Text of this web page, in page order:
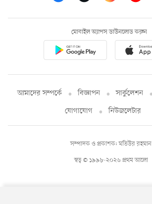
মোবাইল অ্যাপস ডাউনলোড করুন
আমাদের সম্পর্কে বিজ্ঞাপন সার্কুলেশন
যোগাযোগ
নিউজলেটার
স্বত্ব © ১৯৯৮-২০২৬ প্রথম আলো
সম্পাদক ও প্রকাশক: মতিউর রহমান